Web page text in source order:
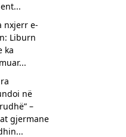
nxjerr e-
Liburn
ka
në
–
gjermane